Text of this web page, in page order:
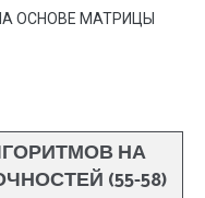
ОСНОВЕ МАТРИЦЫ
НА
(55-58)